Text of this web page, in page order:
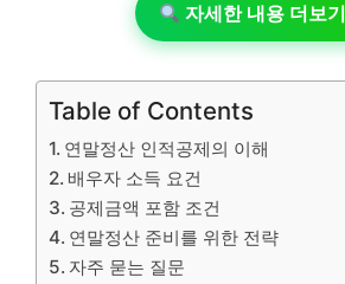
자세한 내용 더보기
Table of Contents
연말정산 인적공제의 이해
배우자 소득 요건
공제금액 포함 조건
연말정산 준비를 위한 전략
자주 묻는 질문